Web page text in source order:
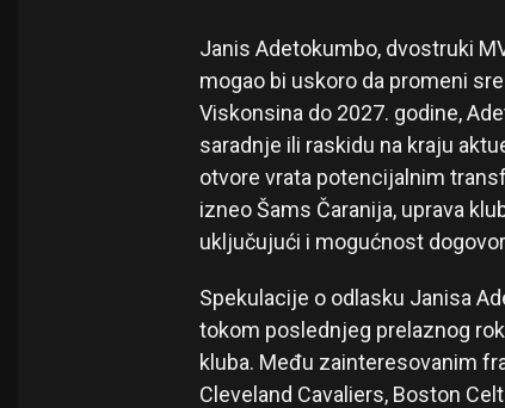
Janis Adetokumbo, dvostruki
mogao bi uskoro da promeni
Viskonsina do 2027. godine,
saradnje ili raskidu na kraju
otvore vrata potencijalnim
izneo Šams Čaranija, uprava
uključujući i mogućnost
Spekulacije o odlasku Janisa
tokom poslednjeg prelaznog
kluba. Među zainteresovanim
Cleveland Cavaliers, Boston